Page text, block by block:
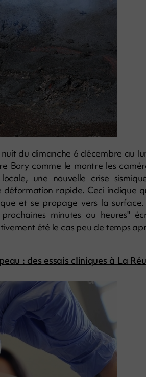
du dimanche 6 décembre au
Bory comme le montre les
une nouvelle crise
déformation rapide. Ceci indique
et se propage vers la surface.
minutes ou heures"
été le cas peu de temps
: des essais cliniques à La